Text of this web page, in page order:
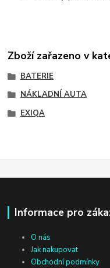
Zboží zařazeno v
BATERIE
NÁKLADNÍ AUTA
EXIQA
Informace pro
O nás
Jak nakupovat
Obchodní podmínky